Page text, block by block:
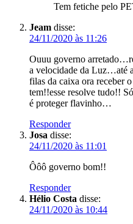
Tem fetiche pelo
Jeam disse:
24/11/2020 às 11:26
Ouuu governo
a velocidade da Luz…até
filas da caixa ora receber
tem!!esse resolve tudo!!
é proteger flavinho…
Responder
Josa disse:
24/11/2020 às 11:01
Ôôô governo bom!!
Responder
Hélio Costa disse:
24/11/2020 às 10:44